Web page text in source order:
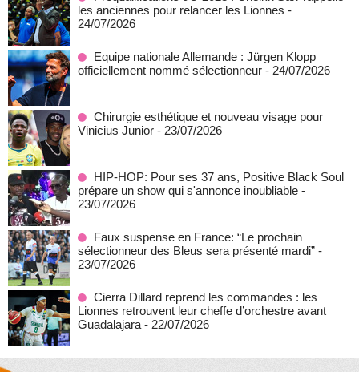
les anciennes pour relancer les Lionnes -
24/07/2026
Equipe nationale Allemande : Jürgen Klopp
officiellement nommé sélectionneur - 24/07/2026
Chirurgie esthétique et nouveau visage pour
Vinicius Junior - 23/07/2026
HIP-HOP: Pour ses 37 ans, Positive Black Soul
prépare un show qui s'annonce inoubliable -
23/07/2026
Faux suspense en France: “Le prochain
sélectionneur des Bleus sera présenté mardi” -
23/07/2026
Cierra Dillard reprend les commandes : les
Lionnes retrouvent leur cheffe d’orchestre avant
Guadalajara - 22/07/2026